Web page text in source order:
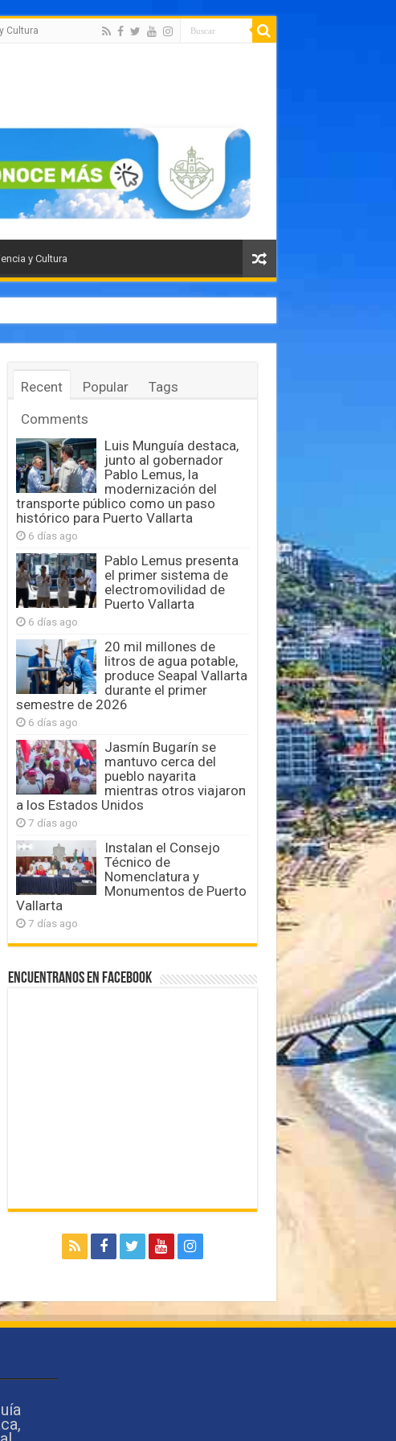
Cultura
y Cultura
Recent Popular
Tags
Comments
Luis Munguía destaca,
junto al gobernador
Pablo Lemus, la
modernización del
transporte público como un paso
histórico para Puerto Vallarta
6 días ago
Pablo Lemus presenta
el primer sistema de
electromovilidad de
Puerto Vallarta
6 días ago
20 mil millones de
litros de agua potable,
produce Seapal Vallarta
durante el primer
semestre de 2026
6 días ago
Jasmín Bugarín se
mantuvo cerca del
pueblo nayarita
mientras otros viajaron
a los Estados Unidos
7 días ago
Instalan el Consejo
Técnico de
Nomenclatura y
Monumentos de Puerto
Vallarta
7 días ago
Encuentranos en Facebook